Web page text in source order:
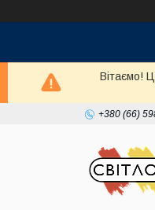
Вітаємо!
+380 (66)